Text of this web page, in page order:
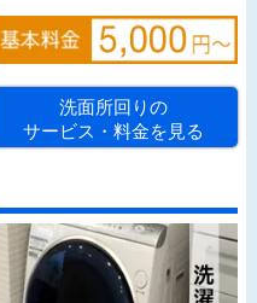
洗面所回りの
サービス・料金を見る